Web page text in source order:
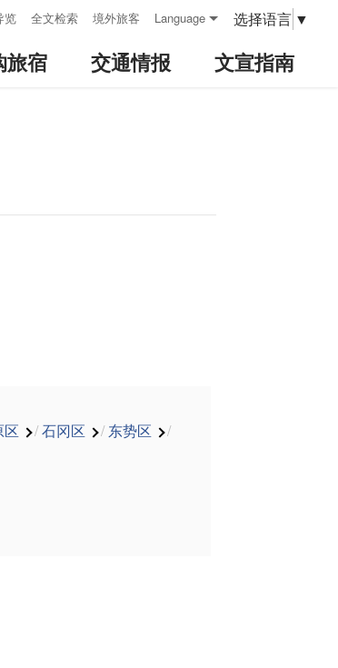
览 全文检索 境外旅客 Language 选择语言 ▼
旅宿 交通情报 文宣指南
区 /石冈区 / 东势区
/